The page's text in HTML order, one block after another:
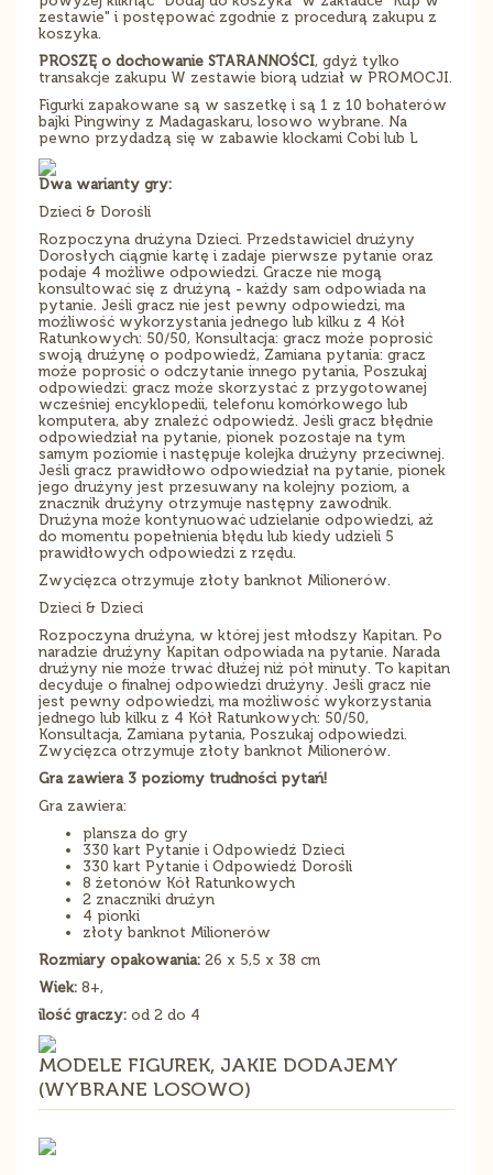
zestawie" i postępować zgodnie z procedurą zakupu z
koszyka.
PROSZĘ o dochowanie STARANNOŚCI, gdyż tylko
transakcje zakupu W zestawie biorą udział w PROMOCJI.
Figurki zapakowane są w saszetkę i są 1 z 10 bohaterów
bajki Pingwiny z Madagaskaru, losowo wybrane. Na
pewno przydadzą się w zabawie klockami Cobi lub L
Dwa warianty gry:
Dzieci & Dorośli
Rozpoczyna drużyna Dzieci. Przedstawiciel drużyny
Dorosłych ciągnie kartę i zadaje pierwsze pytanie oraz
podaje 4 możliwe odpowiedzi. Gracze nie mogą
konsultować się z drużyną - każdy sam odpowiada na
pytanie. Jeśli gracz nie jest pewny odpowiedzi, ma
możliwość wykorzystania jednego lub kilku z 4 Kół
Ratunkowych: 50/50, Konsultacja: gracz może poprosić
swoją drużynę o podpowiedź, Zamiana pytania: gracz
może poprosić o odczytanie innego pytania, Poszukaj
odpowiedzi: gracz może skorzystać z przygotowanej
wcześniej encyklopedii, telefonu komórkowego lub
komputera, aby znaleźć odpowiedź. Jeśli gracz błędnie
odpowiedział na pytanie, pionek pozostaje na tym
samym poziomie i następuje kolejka drużyny przeciwnej.
Jeśli gracz prawidłowo odpowiedział na pytanie, pionek
jego drużyny jest przesuwany na kolejny poziom, a
znacznik drużyny otrzymuje następny zawodnik.
Drużyna może kontynuować udzielanie odpowiedzi, aż
do momentu popełnienia błędu lub kiedy udzieli 5
prawidłowych odpowiedzi z rzędu.
Zwycięzca otrzymuje złoty banknot Milionerów.
Dzieci & Dzieci
Rozpoczyna drużyna, w której jest młodszy Kapitan. Po
naradzie drużyny Kapitan odpowiada na pytanie. Narada
drużyny nie może trwać dłużej niż pół minuty. To kapitan
decyduje o finalnej odpowiedzi drużyny. Jeśli gracz nie
jest pewny odpowiedzi, ma możliwość wykorzystania
jednego lub kilku z 4 Kół Ratunkowych: 50/50,
Konsultacja, Zamiana pytania, Poszukaj odpowiedzi.
Zwycięzca otrzymuje złoty banknot Milionerów.
Gra zawiera 3 poziomy trudności pytań!
Gra zawiera:
plansza do gry
330 kart Pytanie i Odpowiedź Dzieci
330 kart Pytanie i Odpowiedź Dorośli
8 żetonów Kół Ratunkowych
2 znaczniki drużyn
4 pionki
złoty banknot Milionerów
Rozmiary opakowania: 26 x 5,5 x 38 cm
Wiek: 8+,
ilość graczy: od 2 do 4
MODELE FIGUREK, JAKIE DODAJEMY
(WYBRANE LOSOWO)